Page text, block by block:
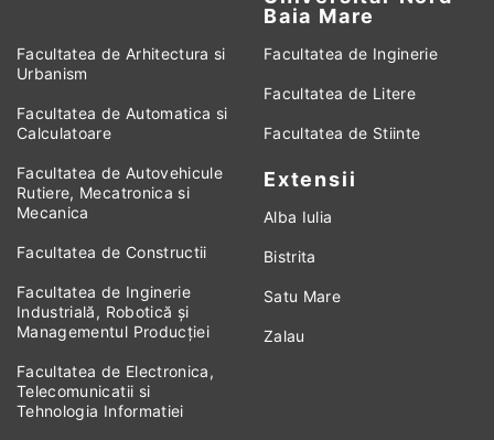
Baia Mare
Facultatea de Arhitectura si
Urbanism
Facultatea de Automatica si
Calculatoare
Facultatea de Autovehicule
Rutiere, Mecatronica si
Mecanica
Facultatea de Constructii
Facultatea de Inginerie
Industrială, Robotică și
Managementul Producției
Facultatea de Electronica,
Telecomunicatii si
Tehnologia Informatiei
Facultatea de Inginerie
Facultatea de Litere
Facultatea de Stiinte
Extensii
Alba Iulia
Bistrita
Satu Mare
Zalau